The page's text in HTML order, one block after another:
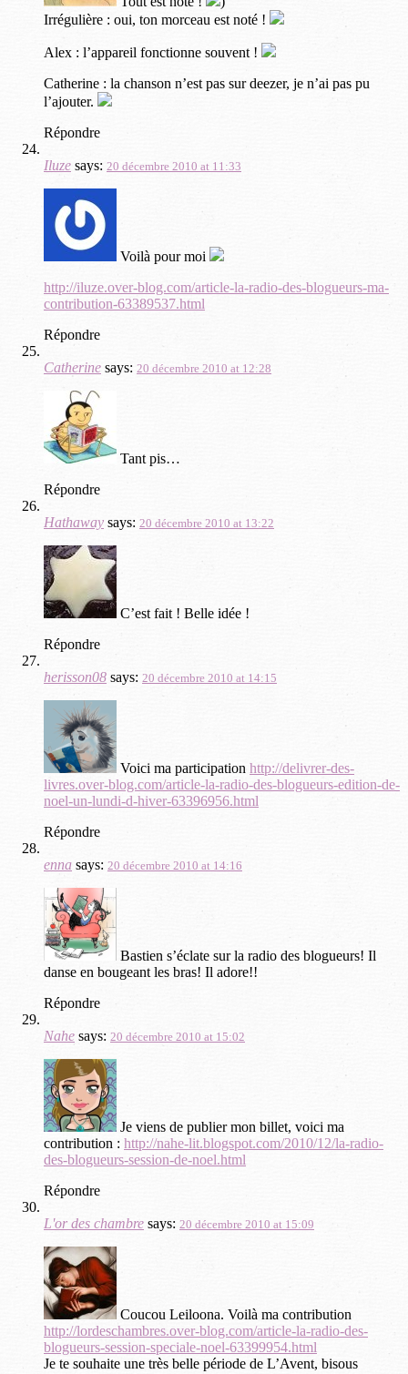
Irrégulière : oui, ton morceau est noté !
Alex : l’appareil fonctionne souvent !
Catherine : la chanson n’est pas sur deezer, je n’ai pas pu
l’ajouter.
Répondre
Iluze says: 20 décembre 2010 at 11:33
Voilà pour moi
http://iluze.over-blog.com/article-la-radio-des-blogueurs-ma-
contribution-63389537.html
Répondre
Catherine says: 20 décembre 2010 at 12:28
Tant pis…
Répondre
Hathaway says: 20 décembre 2010 at 13:22
C’est fait ! Belle idée !
Répondre
herisson08 says: 20 décembre 2010 at 14:15
Voici ma participation http://delivrer-des-
livres.over-blog.com/article-la-radio-des-blogueurs-edition-de-
noel-un-lundi-d-hiver-63396956.html
Répondre
enna says: 20 décembre 2010 at 14:16
Bastien s’éclate sur la radio des blogueurs! Il
danse en bougeant les bras! Il adore!!
Répondre
Nahe says: 20 décembre 2010 at 15:02
Je viens de publier mon billet, voici ma
contribution : http://nahe-lit.blogspot.com/2010/12/la-radio-
des-blogueurs-session-de-noel.html
Répondre
L'or des chambre says: 20 décembre 2010 at 15:09
Coucou Leiloona. Voilà ma contribution
http://lordeschambres.over-blog.com/article-la-radio-des-
blogueurs-session-speciale-noel-63399954.html
Je te souhaite une très belle période de L’Avent, bisous